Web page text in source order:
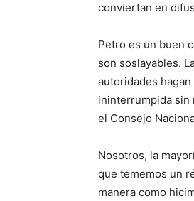
conviertan en
Petro es un buen
son soslayables.
autoridades
ininterrumpida sin
el Consejo
Nosotros, la
que tememos un
manera como